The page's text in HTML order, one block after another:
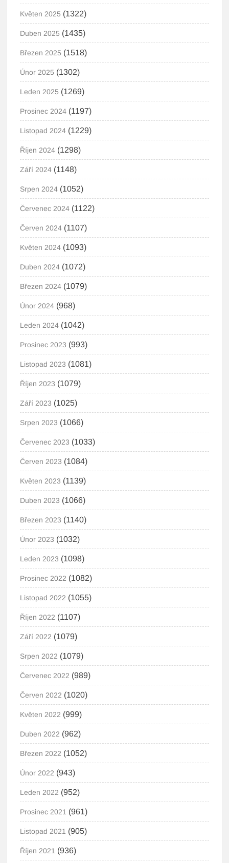
Květen 2025 (1322)
Duben 2025 (1435)
Březen 2025 (1518)
Únor 2025 (1302)
Leden 2025 (1269)
Prosinec 2024 (1197)
Listopad 2024 (1229)
Říjen 2024 (1298)
Září 2024 (1148)
Srpen 2024 (1052)
Červenec 2024 (1122)
Červen 2024 (1107)
Květen 2024 (1093)
Duben 2024 (1072)
Březen 2024 (1079)
Únor 2024 (968)
Leden 2024 (1042)
Prosinec 2023 (993)
Listopad 2023 (1081)
Říjen 2023 (1079)
Září 2023 (1025)
Srpen 2023 (1066)
Červenec 2023 (1033)
Červen 2023 (1084)
Květen 2023 (1139)
Duben 2023 (1066)
Březen 2023 (1140)
Únor 2023 (1032)
Leden 2023 (1098)
Prosinec 2022 (1082)
Listopad 2022 (1055)
Říjen 2022 (1107)
Září 2022 (1079)
Srpen 2022 (1079)
Červenec 2022 (989)
Červen 2022 (1020)
Květen 2022 (999)
Duben 2022 (962)
Březen 2022 (1052)
Únor 2022 (943)
Leden 2022 (952)
Prosinec 2021 (961)
Listopad 2021 (905)
Říjen 2021 (936)